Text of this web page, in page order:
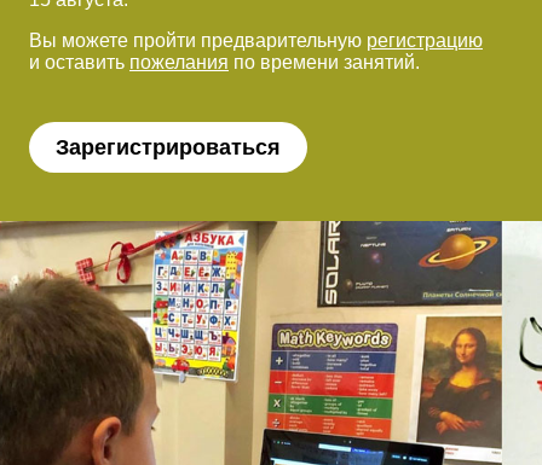
Вы можете пройти предварительную регистрацию
и оставить пожелания по времени занятий.
Зарегистрироваться